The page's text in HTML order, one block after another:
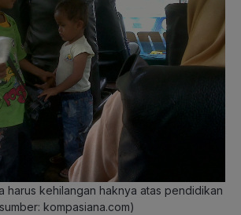
harus kehilangan haknya atas pendidikan
kompasiana.com)